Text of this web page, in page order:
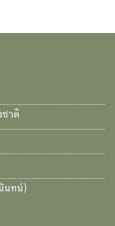
าติ
นทน์)